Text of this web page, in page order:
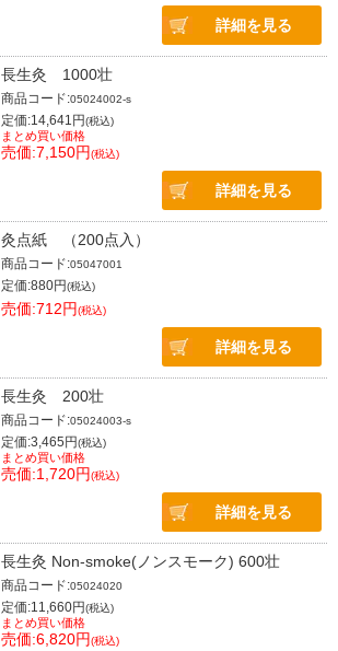
詳細を見る
長生灸 1000壮
商品コード:05024002-s
定価:14,641円(税込)
まとめ買い価格
売価:7,150円(税込)
詳細を見る
灸点紙 （200点入）
商品コード:05047001
定価:880円(税込)
売価:712円(税込)
詳細を見る
長生灸 200壮
商品コード:05024003-s
定価:3,465円(税込)
まとめ買い価格
売価:1,720円(税込)
詳細を見る
長生灸 Non-smoke(ノンスモーク) 600壮
商品コード:05024020
定価:11,660円(税込)
まとめ買い価格
売価:6,820円(税込)